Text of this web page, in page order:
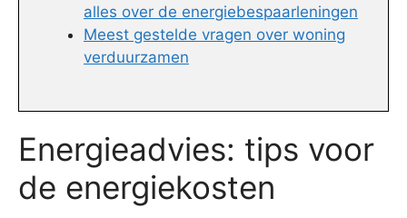
alles over de energiebespaarleningen
Meest gestelde vragen over woning
verduurzamen
Energieadvies: tips voor
de energiekosten